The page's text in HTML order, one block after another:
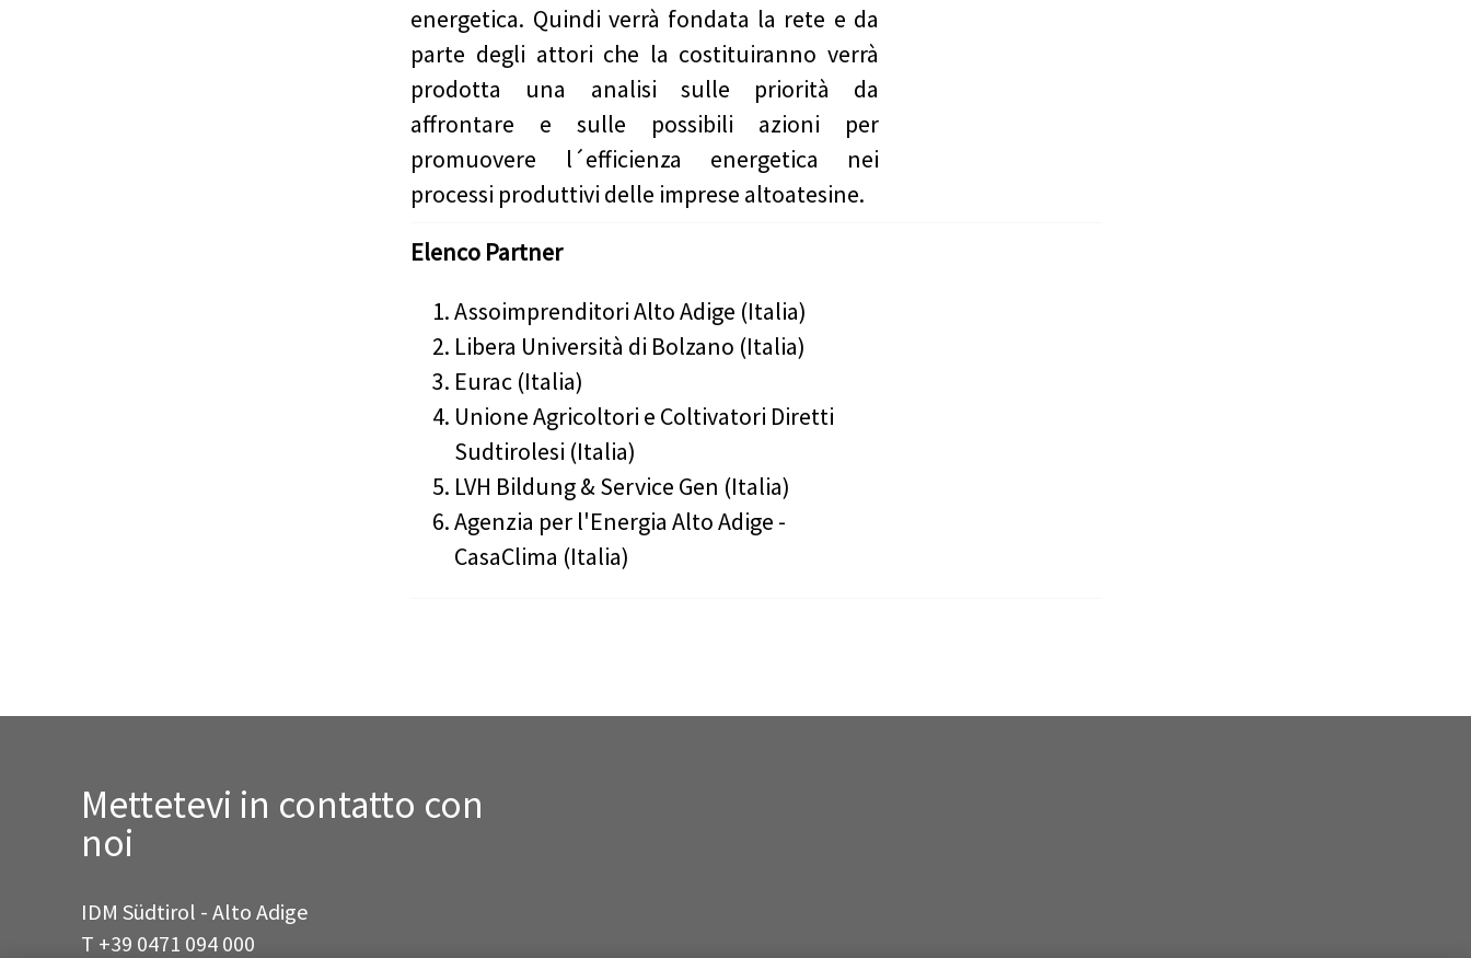
energetica. Quindi verrà fondata la rete e da
parte degli attori che la costituiranno verrà
prodotta una analisi sulle priorità da
affrontare e sulle possibili azioni per
promuovere l´efficienza energetica nei
processi produttivi delle imprese altoatesine.
Elenco Partner
Assoimprenditori Alto Adige (Italia)
Libera Università di Bolzano (Italia)
Eurac (Italia)
Unione Agricoltori e Coltivatori Diretti
Sudtirolesi (Italia)
LVH Bildung & Service Gen (Italia)
Agenzia per l'Energia Alto Adige -
CasaClima (Italia)
Mettetevi in contatto con
noi
IDM Südtirol - Alto Adige
T +39 0471 094 000